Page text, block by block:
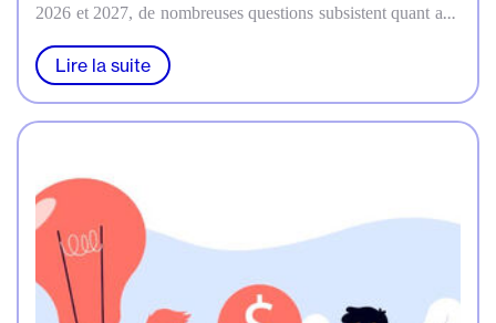
2026 et 2027, de nombreuses questions subsistent quant aux
cabinet d’expertise comptable de Marseille démêle le vrai du
sereinement cette transition majeure.
Lire la suite